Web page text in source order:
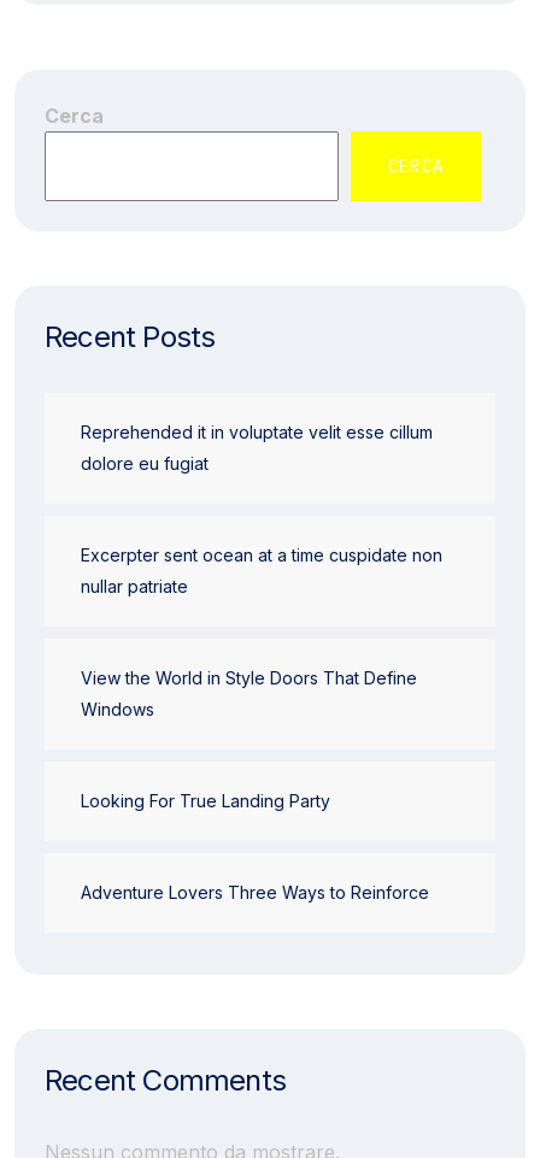
Cerca
CERCA
Recent Posts
Reprehended it in voluptate velit esse cillum
dolore eu fugiat
Excerpter sent ocean at a time cuspidate non
nullar patriate
View the World in Style Doors That Define
Windows
Looking For True Landing Party
Adventure Lovers Three Ways to Reinforce
Recent Comments
Nessun commento da mostrare.